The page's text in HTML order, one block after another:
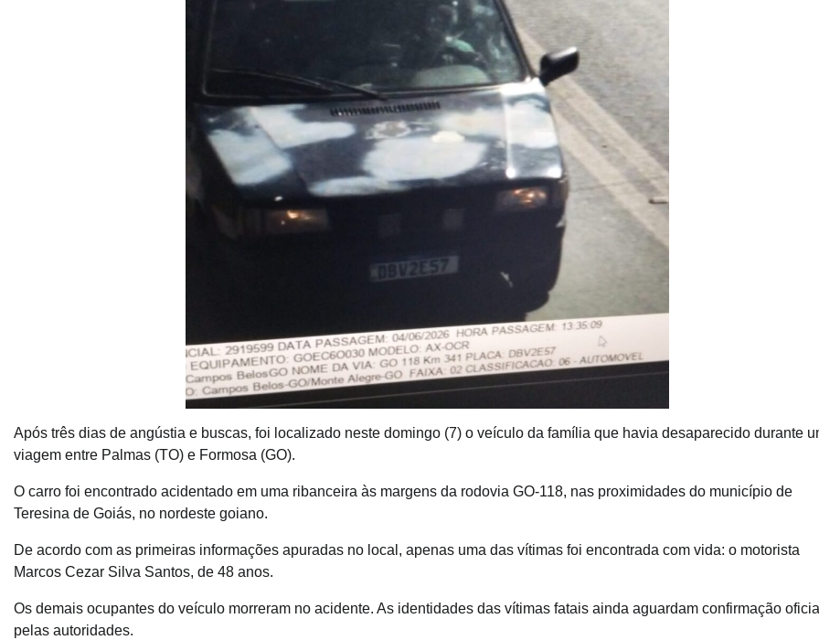
Após três dias de angústia e buscas, foi localizado neste domingo (7) o veículo da família que havia desaparecido durante
viagem entre Palmas (TO) e Formosa (GO).
O carro foi encontrado acidentado em uma ribanceira às margens da rodovia GO-118, nas proximidades do município de
Teresina de Goiás, no nordeste goiano.
De acordo com as primeiras informações apuradas no local, apenas uma das vítimas foi encontrada com vida: o motorista
Marcos Cezar Silva Santos, de 48 anos.
Os demais ocupantes do veículo morreram no acidente. As identidades das vítimas fatais ainda aguardam confirmação
pelas autoridades.